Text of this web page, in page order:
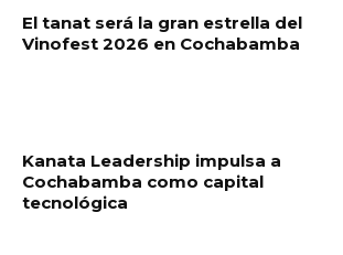
El tanat será la gran estrella del
Vinofest 2026 en Cochabamba
Kanata Leadership impulsa a
Cochabamba como capital
tecnológica